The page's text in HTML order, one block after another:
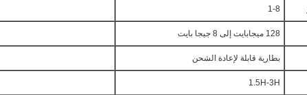
1-8
128 ميجابايت إلى 8 جيجا بايت
بطارية قابلة لإعادة الشحن
1.5H-3H